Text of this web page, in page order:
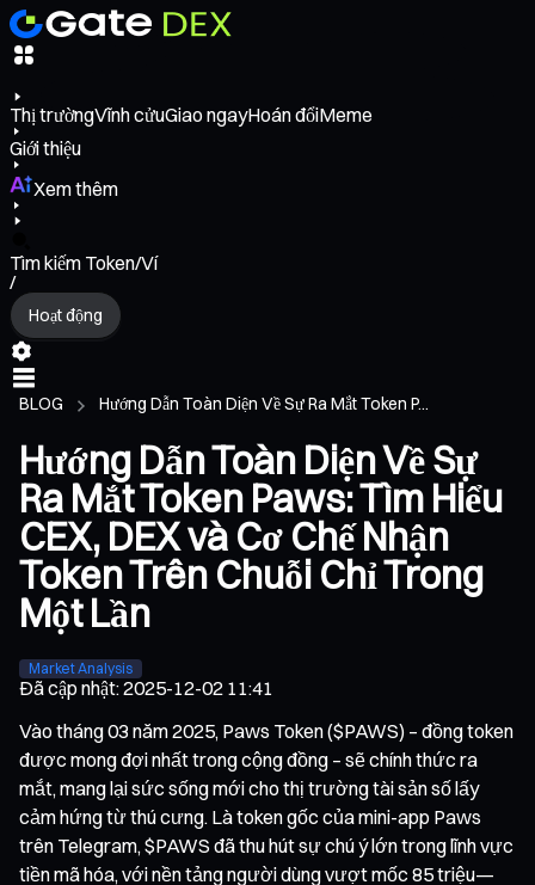
Thị trườngVĩnh cửuGiao ngayHoán đổiMeme
Giới thiệu
Xem thêm
Tìm kiếm Token/Ví
/
Hoạt động
BLOG Hướng Dẫn Toàn Diện Về Sự Ra Mắt Token P...
Hướng Dẫn Toàn Diện Về Sự
Ra Mắt Token Paws: Tìm Hiểu
CEX, DEX và Cơ Chế Nhận
Token Trên Chuỗi Chỉ Trong
Một Lần
Market Analysis
Đã cập nhật:2025-12-02 11:41
Vào tháng 03 năm 2025, Paws Token ($PAWS) – đồng token
được mong đợi nhất trong cộng đồng – sẽ chính thức ra
mắt, mang lại sức sống mới cho thị trường tài sản số lấy
cảm hứng từ thú cưng. Là token gốc của mini-app Paws
trên Telegram, $PAWS đã thu hút sự chú ý lớn trong lĩnh vực
tiền mã hóa, với nền tảng người dùng vượt mốc 85 triệu—